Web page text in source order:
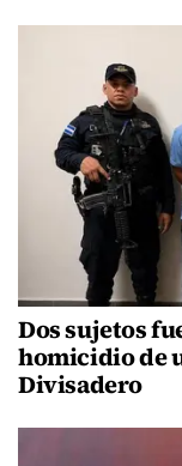
Dos sujetos
homicidio de
Divisadero